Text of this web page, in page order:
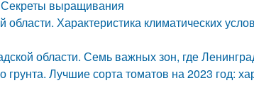
Секреты выращивания
Характеристика климатических
области. Семь важных зон, где
Лучшие сорта томатов на 2023 год: